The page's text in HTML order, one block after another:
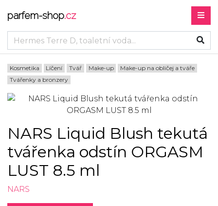
parfem-shop.cz
Kosmetika Líčení Tvář Make-up
Make-up na obličej a tváře
Tvářenky a bronzery
NARS Liquid Blush tekutá
tvářenka odstín ORGASM
LUST 8.5 ml
NARS